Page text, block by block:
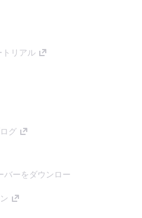
トリアル
グ
バーをダウンロー